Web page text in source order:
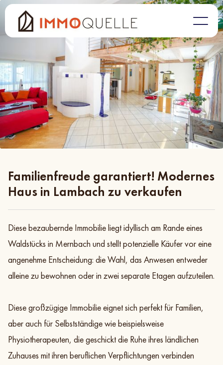
Familienfreude garantiert! Modernes
Haus in Lambach zu verkaufen
Diese bezaubernde Immobilie liegt idyllisch am Rande eines
Waldstücks in Mernbach und stellt potenzielle Käufer vor eine
angenehme Entscheidung: die Wahl, das Anwesen entweder
alleine zu bewohnen oder in zwei separate Etagen aufzuteilen.
Diese großzügige Immobilie eignet sich perfekt für Familien,
aber auch für Selbstständige wie beispielsweise
Physiotherapeuten, die geschickt die Ruhe ihres ländlichen
Zuhauses mit ihren beruflichen Verpflichtungen verbinden